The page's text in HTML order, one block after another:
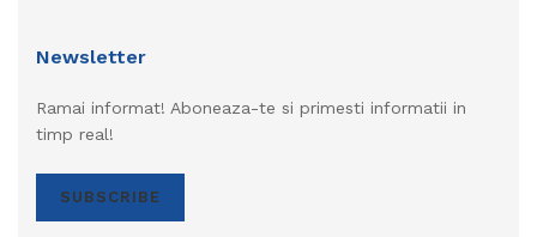
Newsletter
Ramai informat! Aboneaza-te si primesti informatii in
timp real!
SUBSCRIBE